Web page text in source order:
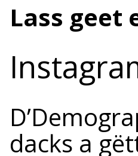
Lass geet
dacks a